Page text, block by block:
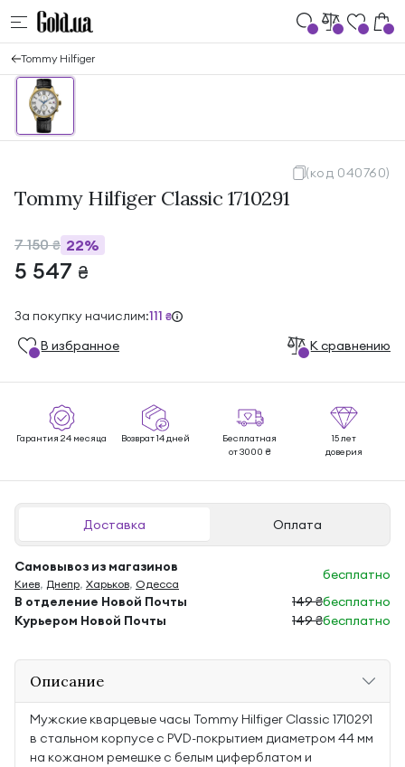
Tommy Hilfiger
(код 040760)
Tommy Hilfiger Classic 1710291
7 150₴ 22%
5 547 ₴
За покупку начислим:111 ₴
В избранноe К сравнению
Гарантия 24 месяца Возврат 14 дней
Бесплатная
от 3000 ₴
15 лет
доверия
Доставка Оплата
Самовывоз из магазинов
Киев, Днепр, Харьков, Одесса
бесплатно
В отделение Новой Почты
149 ₴бесплатно
Курьером Новой Почты
149 ₴бесплатно
Описание
Мужские кварцевые часы Tommy Hilfiger Classic 1710291
в стальном корпусе с PVD-покрытием диаметром 44 мм
на кожаном ремешке с белым циферблатом и